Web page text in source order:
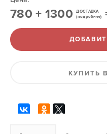
780+ 1300ДОСТАВКА
(подробнее)
КУПИТЬ